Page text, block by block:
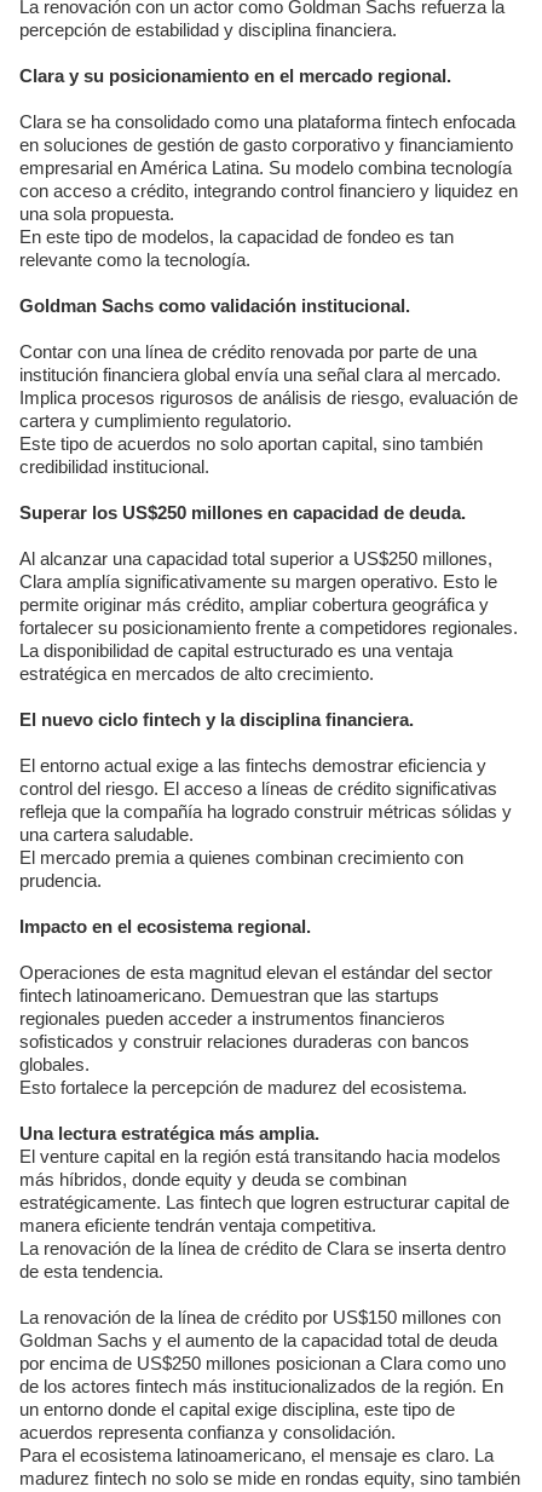
La renovación con un actor como Goldman Sachs refuerza la
percepción de estabilidad y disciplina financiera.
Clara y su posicionamiento en el mercado regional.
Clara se ha consolidado como una plataforma fintech enfocada
en soluciones de gestión de gasto corporativo y financiamiento
empresarial en América Latina. Su modelo combina tecnología
con acceso a crédito, integrando control financiero y liquidez en
una sola propuesta.
En este tipo de modelos, la capacidad de fondeo es tan
relevante como la tecnología.
Goldman Sachs como validación institucional.
Contar con una línea de crédito renovada por parte de una
institución financiera global envía una señal clara al mercado.
Implica procesos rigurosos de análisis de riesgo, evaluación de
cartera y cumplimiento regulatorio.
Este tipo de acuerdos no solo aportan capital, sino también
credibilidad institucional.
Superar los US$250 millones en capacidad de deuda.
Al alcanzar una capacidad total superior a US$250 millones,
Clara amplía significativamente su margen operativo. Esto le
permite originar más crédito, ampliar cobertura geográfica y
fortalecer su posicionamiento frente a competidores regionales.
La disponibilidad de capital estructurado es una ventaja
estratégica en mercados de alto crecimiento.
El nuevo ciclo fintech y la disciplina financiera.
El entorno actual exige a las fintechs demostrar eficiencia y
control del riesgo. El acceso a líneas de crédito significativas
refleja que la compañía ha logrado construir métricas sólidas y
una cartera saludable.
El mercado premia a quienes combinan crecimiento con
prudencia.
Impacto en el ecosistema regional.
Operaciones de esta magnitud elevan el estándar del sector
fintech latinoamericano. Demuestran que las startups
regionales pueden acceder a instrumentos financieros
sofisticados y construir relaciones duraderas con bancos
globales.
Esto fortalece la percepción de madurez del ecosistema.
Una lectura estratégica más amplia.
El venture capital en la región está transitando hacia modelos
más híbridos, donde equity y deuda se combinan
estratégicamente. Las fintech que logren estructurar capital de
manera eficiente tendrán ventaja competitiva.
La renovación de la línea de crédito de Clara se inserta dentro
de esta tendencia.
La renovación de la línea de crédito por US$150 millones con
Goldman Sachs y el aumento de la capacidad total de deuda
por encima de US$250 millones posicionan a Clara como uno
de los actores fintech más institucionalizados de la región. En
un entorno donde el capital exige disciplina, este tipo de
acuerdos representa confianza y consolidación.
Para el ecosistema latinoamericano, el mensaje es claro. La
madurez fintech no solo se mide en rondas equity, sino también